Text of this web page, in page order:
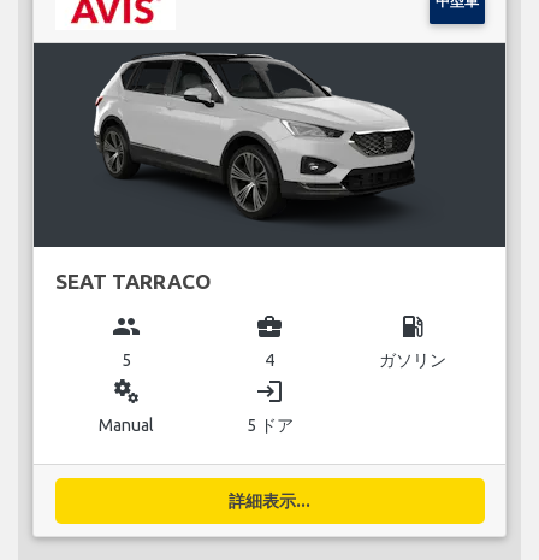
SEAT TARRACO
group
5
business_center
4
local_gas_station
ガソリン
miscellaneous_services
Manual
login
5 ドア
詳細表示...